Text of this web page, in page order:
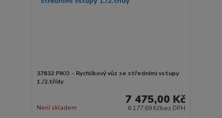
37632 PIKO - Rychlíkový vůz se středními vstupy
1./2.třídy
7 475,00 Kč
6 177,69 Kčbez DPH
Není skladem